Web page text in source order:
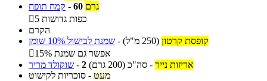
קמח תופח - 60 גרם

5 כפות גדושות
הקרם
שמנת לבישול 10% שומן - קופסת קרטון (250 מ"ל)

אפשר גם שמנת 15%
שוקולד מריר - 2 אריזות נייר - סה"כ (200 גרם)
סוכריות לקישוט - מעט